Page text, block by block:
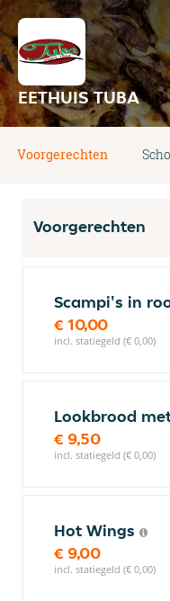
EETHUIS TUBA
Voorgerechten
Voorgerechten
Scampi's in
€ 10,00
incl. statiegeld (€ 0,00)
Lookbrood
€ 9,50
incl. statiegeld (€ 0,00)
Hot Wings
€ 9,00
incl. statiegeld (€ 0,00)